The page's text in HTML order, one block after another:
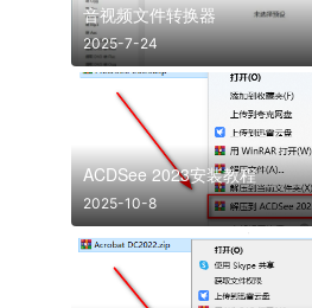
音视频文件转换器
2025-7-24
ACDSee 2023安装教程
2025-10-8